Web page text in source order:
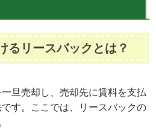
るリースバックとは？
旦売却し、売却先に賃料を支払
す。ここでは、リースバックの